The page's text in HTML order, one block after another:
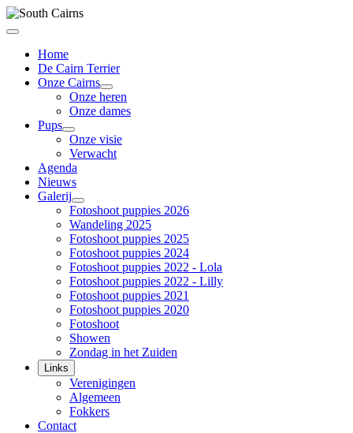
Home
De Cairn Terrier
Onze Cairns
Onze heren
Onze dames
Pups
Onze visie
Verwacht
Agenda
Nieuws
Galerij
Fotoshoot puppies 2026
Wandeling 2025
Fotoshoot puppies 2025
Fotoshoot puppies 2024
Fotoshoot puppies 2022 - Lola
Fotoshoot puppies 2022 - Lilly
Fotoshoot puppies 2021
Fotoshoot puppies 2020
Fotoshoot
Showen
Zondag in het Zuiden
Links
Verenigingen
Algemeen
Fokkers
Contact